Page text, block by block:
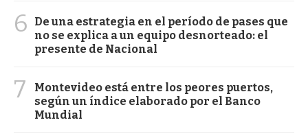
6
De una estrategia en el período de pases que
no se explica a un equipo desnorteado: el
presente de Nacional
7
Montevideo está entre los peores puertos,
según un índice elaborado por el Banco
Mundial